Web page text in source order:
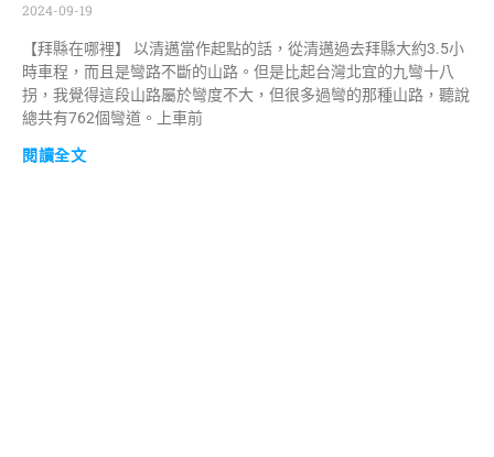
2024-09-19
【拜縣在哪裡】 以清邁當作起點的話，從清邁過去拜縣大約3.5小
時車程，而且是彎路不斷的山路。但是比起台灣北宜的九彎十八
拐，我覺得這段山路屬於彎度不大，但很多過彎的那種山路，聽說
總共有762個彎道。上車前
閱讀全文